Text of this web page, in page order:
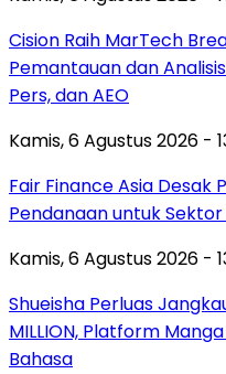
Cision Raih MarTech
Pemantauan dan
Pers, dan AEO
Kamis, 6 Agustus 2026 -
Fair Finance Asia Desak
Pendanaan untuk Sektor
Kamis, 6 Agustus 2026 -
Shueisha Perluas
MILLION, Platform
Bahasa